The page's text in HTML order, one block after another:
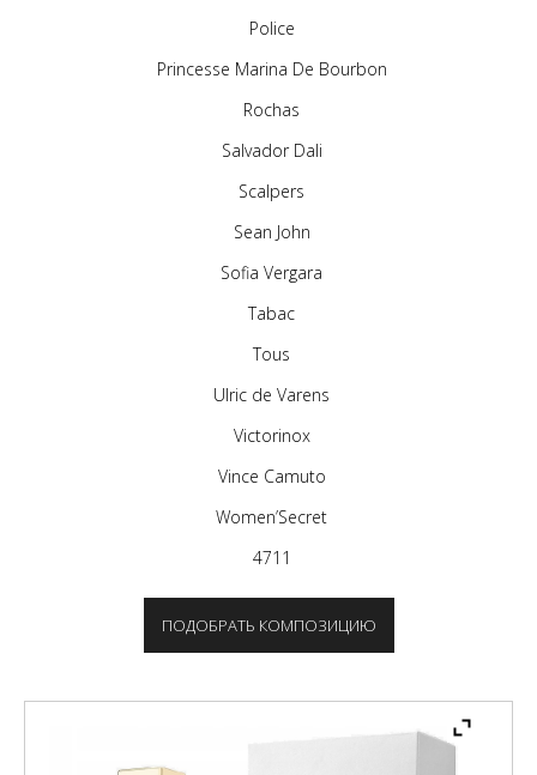
Police
Princesse Marina De Bourbon
Rochas
Salvador Dali
Scalpers
Sean John
Sofia Vergara
Tabac
Tous
Ulric de Varens
Victorinox
Vince Camuto
Women’Secret
4711
ПОДОБРАТЬ КОМПОЗИЦИЮ